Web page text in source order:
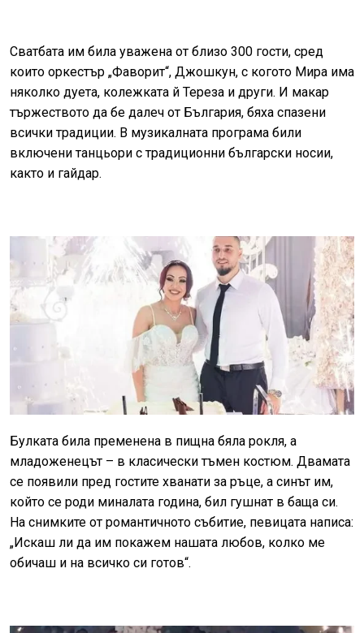
Сватбата им била уважена от близо 300 гости, сред
които оркестър „Фаворит“, Джошкун, с когото Мира има
няколко дуета, колежката й Тереза и други. И макар
тържеството да бе далеч от България, бяха спазени
всички традиции. В музикалната програма били
включени танцьори с традиционни български носии,
както и гайдар.
Булката била пременена в пищна бяла рокля, а
младоженецът – в класически тъмен костюм. Двамата
се появили пред гостите хванати за ръце, а синът им,
който се роди миналата година, бил гушнат в баща си.
На снимките от романтичното събитие, певицата написа:
„Искаш ли да им покажем нашата любов, колко ме
обичаш и на всичко си готов“.